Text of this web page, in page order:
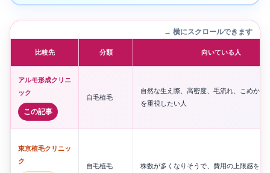
→ 横にスクロールできます
比較先 分類 向いている人
アルモ形成クリニ
ック
この記事
自毛植毛
自然な生え際、高密度、毛流れ、こめかみ
を重視したい人
東京植毛クリニッ
ク
自毛植毛 株数が多くなりそうで、費用の上限感を見